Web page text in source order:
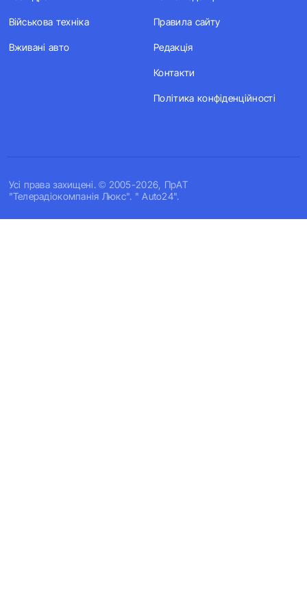
Усi права захищенi. © 2005-2026, ПрАТ
"Телерадіокомпанія Люкс". " Auto24".
Військова техніка
Вживані авто
Правила сайту
Редакція
Контакти
Політика конфіденційності